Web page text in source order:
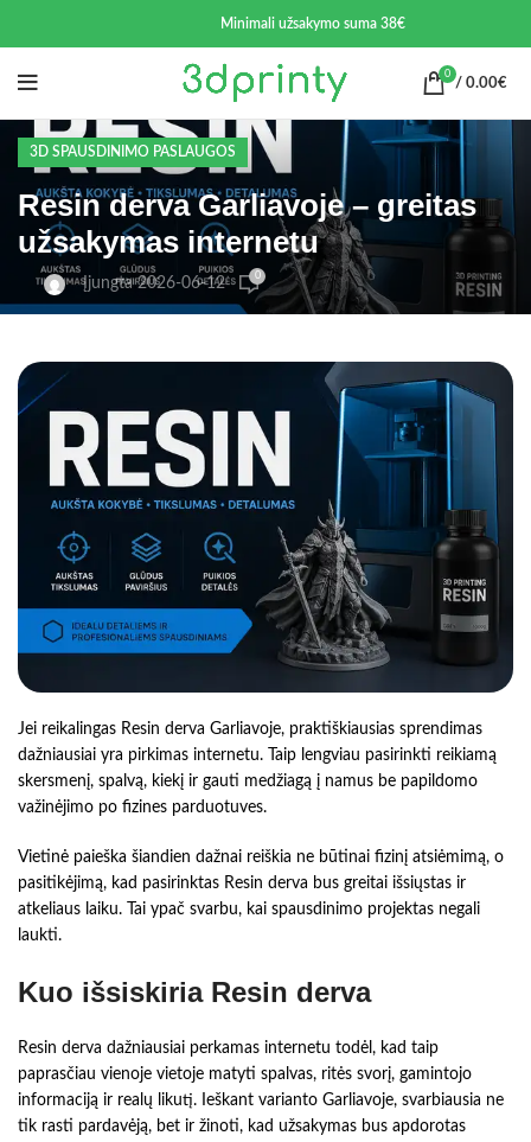
Minimali užsakymo suma 38€
0
/ 0.00€
3D SPAUSDINIMO PASLAUGOS
Resin derva Garliavoje – greitas
užsakymas internetu
Įjungta 2026-06-12 0
Jei reikalingas Resin derva Garliavoje, praktiškiausias sprendimas
dažniausiai yra pirkimas internetu. Taip lengviau pasirinkti reikiamą
skersmenį, spalvą, kiekį ir gauti medžiagą į namus be papildomo
važinėjimo po fizines parduotuves.
Vietinė paieška šiandien dažnai reiškia ne būtinai fizinį atsiėmimą, o
pasitikėjimą, kad pasirinktas Resin derva bus greitai išsiųstas ir
atkeliaus laiku. Tai ypač svarbu, kai spausdinimo projektas negali
laukti.
Kuo išsiskiria Resin derva
Resin derva dažniausiai perkamas internetu todėl, kad taip
paprasčiau vienoje vietoje matyti spalvas, ritės svorį, gamintojo
informaciją ir realų likutį. Ieškant varianto Garliavoje, svarbiausia ne
tik rasti pardavėją, bet ir žinoti, kad užsakymas bus apdorotas